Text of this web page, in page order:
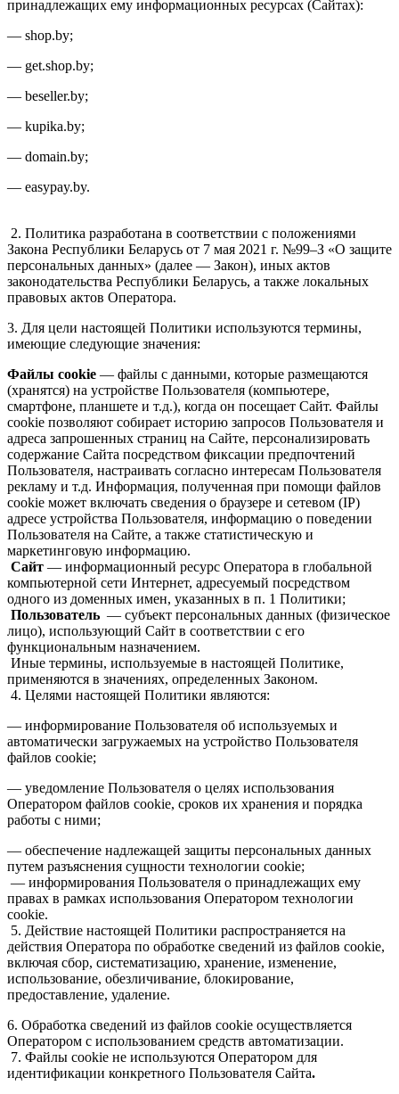
принадлежащих ему информационных ресурсах (Сайтах):
— shop.by;
— get.shop.by;
— beseller.by;
— kupika.by;
— domain.by;
— easypay.by.
2. Политика разработана в соответствии с положениями
Закона Республики Беларусь от 7 мая 2021 г. №99–З «О защите
персональных данных» (далее — Закон), иных актов
законодательства Республики Беларусь, а также локальных
правовых актов Оператора.
3. Для цели настоящей Политики используются термины,
имеющие следующие значения:
Файлы сookie — файлы с данными, которые размещаются
(хранятся) на устройстве Пользователя (компьютере,
смартфоне, планшете и т.д.), когда он посещает Сайт. Файлы
сookie позволяют собирает историю запросов Пользователя и
адреса запрошенных страниц на Сайте, персонализировать
содержание Сайта посредством фиксации предпочтений
Пользователя, настраивать согласно интересам Пользователя
рекламу и т.д. Информация, полученная при помощи файлов
сookie может включать сведения о браузере и сетевом (IP)
адресе устройства Пользователя, информацию о поведении
Пользователя на Сайте, а также статистическую и
маркетинговую информацию.
Сайт — информационный ресурс Оператора в глобальной
компьютерной сети Интернет, адресуемый посредством
одного из доменных имен, указанных в п. 1 Политики;
Пользователь — субъект персональных данных (физическое
лицо), использующий Сайт в соответствии с его
функциональным назначением.
Иные термины, используемые в настоящей Политике,
применяются в значениях, определенных Законом.
4. Целями настоящей Политики являются:
— информирование Пользователя об используемых и
автоматически загружаемых на устройство Пользователя
файлов сookie;
— уведомление Пользователя о целях использования
Оператором файлов сookie, сроков их хранения и порядка
работы с ними;
— обеспечение надлежащей защиты персональных данных
путем разъяснения сущности технологии cookie;
— информирования Пользователя о принадлежащих ему
правах в рамках использования Оператором технологии
cookie.
5. Действие настоящей Политики распространяется на
действия Оператора по обработке сведений из файлов cookie,
включая сбор, систематизацию, хранение, изменение,
использование, обезличивание, блокирование,
предоставление, удаление.
6. Обработка сведений из файлов cookie осуществляется
Оператором с использованием средств автоматизации.
7. Файлы сookie не используются Оператором для
идентификации конкретного Пользователя Сайта.